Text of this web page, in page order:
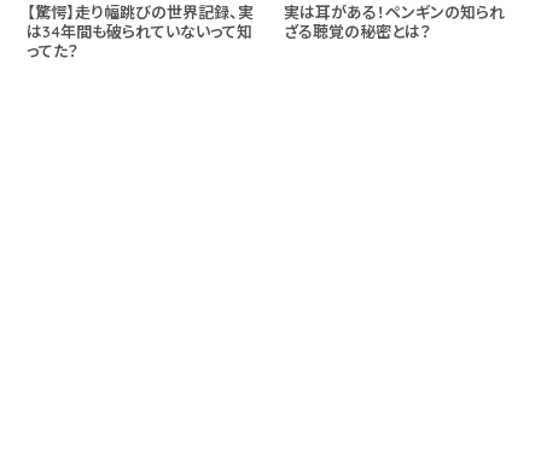
【驚愕】走り幅跳びの世界記録、実
は34年間も破られていないって知
ってた？
実は耳がある！ペンギンの知られ
ざる聴覚の秘密とは？